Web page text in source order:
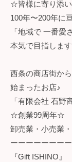
☆皆様に寄り添
100年〜200年に
「地域で 一番愛
本気で目指しま
西条の商店街から
始まったお店♪
「有限会社 石野
☆創業99周年☆
卸売業・小売業
ーーーーーーー
『Gift ISHINO』